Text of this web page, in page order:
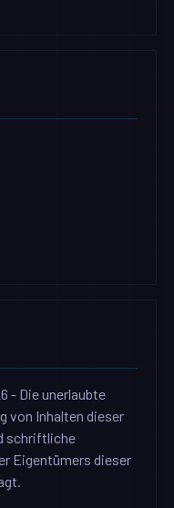
- Die unerlaubte
von Inhalten dieser
schriftliche
Eigentümers dieser